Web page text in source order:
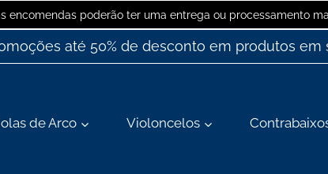
encomendas poderão ter uma entrega ou processamento
até 50% de desconto em produtos em
de Arco Violoncelos